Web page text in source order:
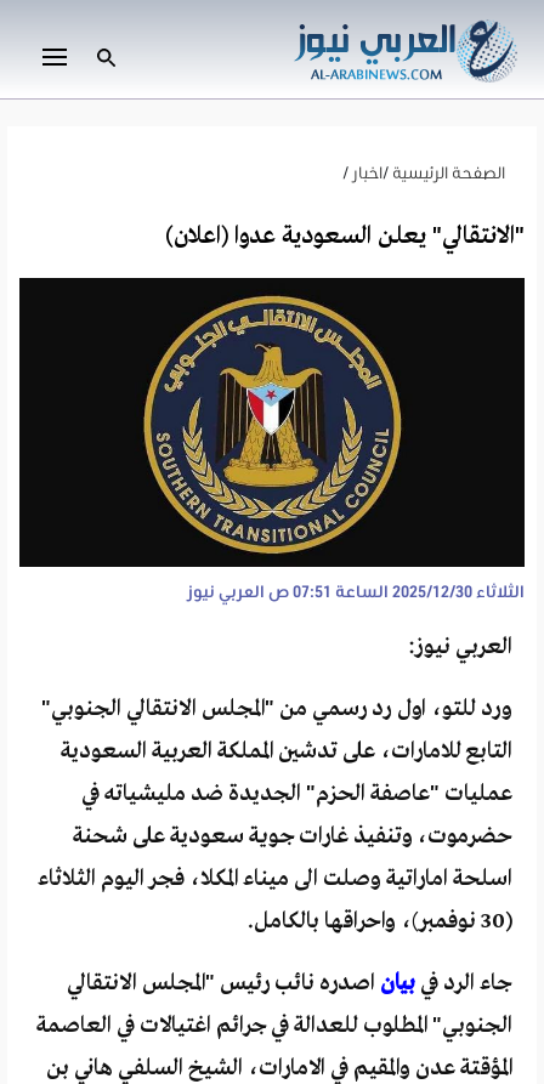
الصفحة الرئيسية /اخبار /
"الانتقالي" يعلن السعودية عدوا (اعلان)
الثلاثاء 2025/12/30 الساعة 07:51 ص العربي نيوز
العربي نيوز:
ورد للتو، اول رد رسمي من "المجلس الانتقالي الجنوبي"
التابع للامارات، على تدشين المملكة العربية السعودية
عمليات "عاصفة الحزم" الجديدة ضد مليشياته في
حضرموت، وتنفيذ غارات جوية سعودية على شحنة
اسلحة اماراتية وصلت الى ميناء المكلا، فجر اليوم الثلاثاء
(30 نوفمبر)، واحراقها بالكامل.
جاء الرد في بيان اصدره نائب رئيس "المجلس الانتقالي
الجنوبي" المطلوب للعدالة في جرائم اغتيالات في العاصمة
المؤقتة عدن والمقيم في الامارات، الشيخ السلفي هاني بن